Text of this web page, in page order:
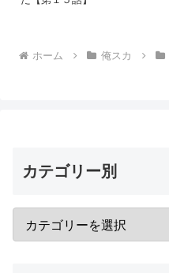
ホーム 俺スカ
カテゴリー別